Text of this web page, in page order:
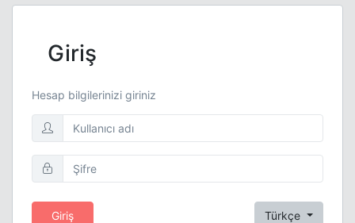
Giriş
Hesap bilgilerinizi giriniz
Giriş Türkçe